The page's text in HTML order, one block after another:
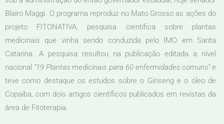
Blairo Maggi. O programa reproduz no Mato Grosso as ações do
projeto FITONATIVA, pesquisa científica sobre plantas
medicinais que vinha sendo conduzida pelo IMO em Santa
Catarina. A pesquisa resultou na publicação editada a nível
nacional “19 Plantas medicinais para 60 enfermidades comuns”e
teve como destaque os estudos sobre o Ginseng e o óleo de
Copaíba, com dois artigos científicos publicados em revistas da
área de Fitoterapia.